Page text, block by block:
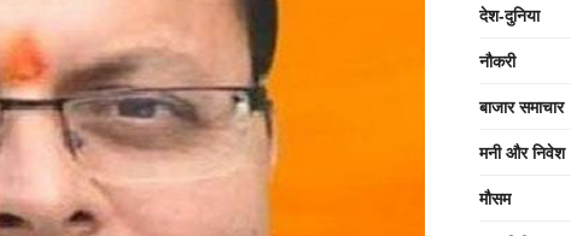
देश-दुनिया
नौकरी
बाजार समाचार
मनी और निवेश
मौसम